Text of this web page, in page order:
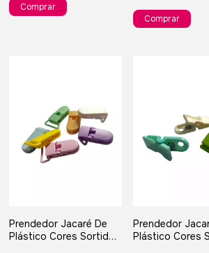
Prendedor Jacaré De
Plástico Cores Sortidas
Prendedor
Plástico Cores